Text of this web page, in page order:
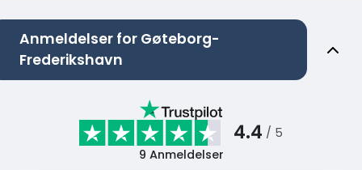
Anmeldelser for Gøteborg-
Frederikshavn
4.4 / 5
9 Anmeldelser